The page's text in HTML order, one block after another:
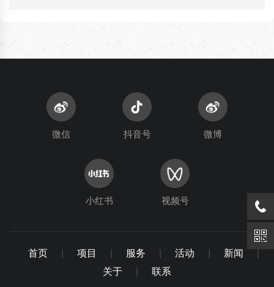
微信 抖音号 微博
小红书 视频号
首页 项目 服务 活动 新闻
关于
联系